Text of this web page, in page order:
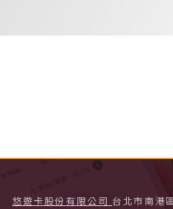
悠遊卡股份有限公司 台北市南港